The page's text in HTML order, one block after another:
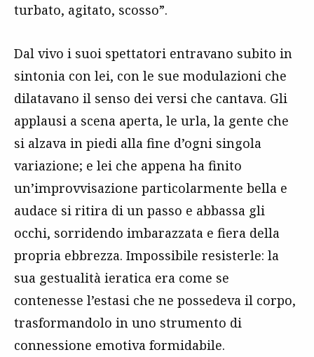
turbato, agitato, scosso”.
Dal vivo i suoi spettatori entravano subito in
sintonia con lei, con le sue modulazioni che
dilatavano il senso dei versi che cantava. Gli
applausi a scena aperta, le urla, la gente che
si alzava in piedi alla fine d’ogni singola
variazione; e lei che appena ha finito
un’improvvisazione particolarmente bella e
audace si ritira di un passo e abbassa gli
occhi, sorridendo imbarazzata e fiera della
propria ebbrezza. Impossibile resisterle: la
sua gestualità ieratica era come se
contenesse l’estasi che ne possedeva il corpo,
trasformandolo in uno strumento di
connessione emotiva formidabile.